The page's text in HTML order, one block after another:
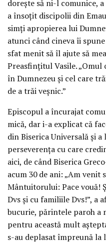
dorește să ni-l comunice,
a însoțit discipolii din
simți apropierea lui
atunci când cineva îi
sfat menit să îl ajute să
Preasfințitul Vasile.
în Dumnezeu și cel care
de a trăi veșnic.”
Episcopul a încurajat
mică, dar i-a explicat că
din Biserica Universală și
perseverența cu care
aici, de când Biserica
acum 30 de ani: „Am venit
Mântuitorului: Pace vouă!
Dvs și cu familiile Dvs!”, a
bucurie, părintele paroh
pentru această mult
s-au deplasat împreună